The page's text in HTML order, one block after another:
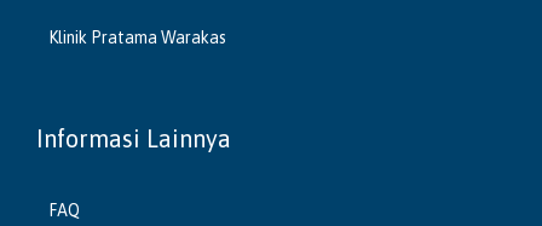
Klinik Pratama Warakas
Informasi Lainnya
FAQ